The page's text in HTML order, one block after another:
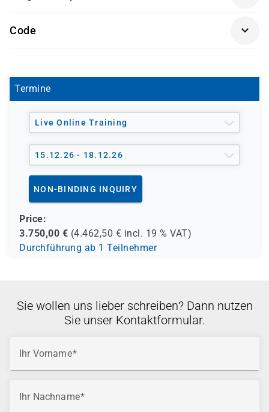
Verständnis des OSI-Modells und der TCP/IP-
Abschluss des Kurses "Introduction to the Junos
Netzwerk- und Sicherheitsingenieure
Code
Termine
Live Online Training
15.12.26 - 18.12.26
NON-BINDING INQUIRY
Price:
3.750,00 € (4.462,50 € incl. 19 % VAT)
Durchführung ab 1 Teilnehmer
Sie wollen uns lieber schreiben? Dann nutzen
Sie unser Kontaktformular.
Ihr Vorname
Ihr Nachname